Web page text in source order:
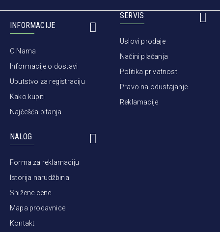
INFORMACIJE
O Nama
Informacije o dostavi
Uputstvo za registraciju
Kako kupiti
Najčešća pitanja
SERVIS
Uslovi prodaje
Načini plaćanja
Politika privatnosti
Pravo na odustajanje
Reklamacije
NALOG
Forma za reklamaciju
Istorija narudžbina
Snižene cene
Mapa prodavnice
Kontakt